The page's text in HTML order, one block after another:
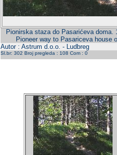
Pionirska staza do Pasarićeva doma.
Pioneer way to Pasariceva house
Autor : Astrum d.o.o. - Ludbreg
Sl.br: 302 Broj pregleda : 108 Com : 0